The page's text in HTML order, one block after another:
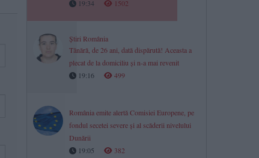
19:34
1502
Știri România
Tânără, de 26 ani, dată dispărută! Aceasta a
plecat de la domiciliu și n-a mai revenit
19:16
499
România emite alertă Comisiei Europene, pe
fondul secetei severe și al scăderii nivelului
Dunării
19:05
382